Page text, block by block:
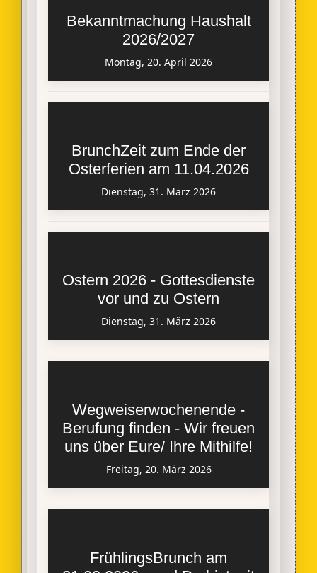
Bekanntmachung Haushalt
2026/2027
Montag, 20. April 2026
BrunchZeit zum Ende der
Osterferien am 11.04.2026
Dienstag, 31. März 2026
Ostern 2026 - Gottesdienste
vor und zu Ostern
Dienstag, 31. März 2026
Wegweiserwochenende -
Berufung finden - Wir freuen
uns über Eure/ Ihre Mithilfe!
Freitag, 20. März 2026
FrühlingsBrunch am